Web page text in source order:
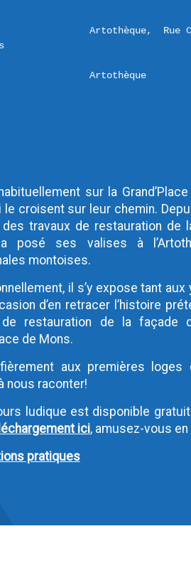
Artothèque,  Rue
Artothèque
sur la
le croisent sur leur chemin.
travaux de restauration de
posé ses valises à
montoises.
il s’y expose tant
d’en retracer l’histoire
de restauration de la façade
de Mons.
fièrement aux premières
nous raconter!
ludique est disponible
ici, amusez-vous
pratiques